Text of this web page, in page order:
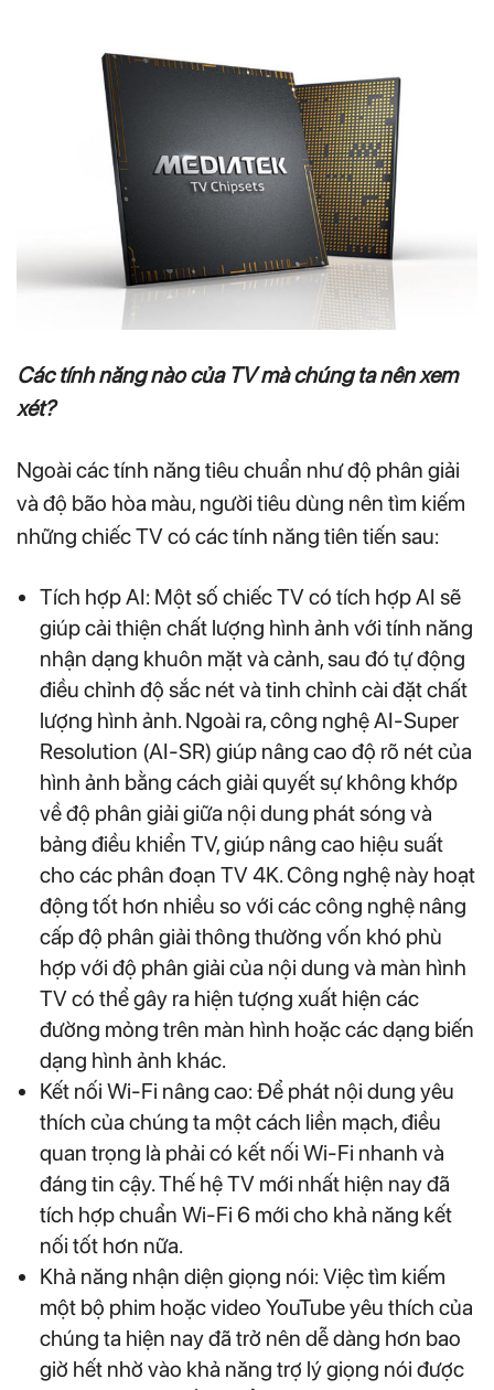
Các tính năng nào của TV mà chúng ta nên xem
xét?
Ngoài các tính năng tiêu chuẩn như độ phân giải
và độ bão hòa màu, người tiêu dùng nên tìm kiếm
những chiếc TV có các tính năng tiên tiến sau:
Tích hợp AI: Một số chiếc TV có tích hợp AI sẽ
giúp cải thiện chất lượng hình ảnh với tính năng
nhận dạng khuôn mặt và cảnh, sau đó tự động
điều chỉnh độ sắc nét và tinh chỉnh cài đặt chất
lượng hình ảnh. Ngoài ra, công nghệ AI-Super
Resolution (AI-SR) giúp nâng cao độ rõ nét của
hình ảnh bằng cách giải quyết sự không khớp
về độ phân giải giữa nội dung phát sóng và
bảng điều khiển TV, giúp nâng cao hiệu suất
cho các phân đoạn TV 4K. Công nghệ này hoạt
động tốt hơn nhiều so với các công nghệ nâng
cấp độ phân giải thông thường vốn khó phù
hợp với độ phân giải của nội dung và màn hình
TV có thể gây ra hiện tượng xuất hiện các
đường mỏng trên màn hình hoặc các dạng biến
dạng hình ảnh khác.
Kết nối Wi-Fi nâng cao: Để phát nội dung yêu
thích của chúng ta một cách liền mạch, điều
quan trọng là phải có kết nối Wi-Fi nhanh và
đáng tin cậy. Thế hệ TV mới nhất hiện nay đã
tích hợp chuẩn Wi-Fi 6 mới cho khả năng kết
nối tốt hơn nữa.
Khả năng nhận diện giọng nói: Việc tìm kiếm
một bộ phim hoặc video YouTube yêu thích của
chúng ta hiện nay đã trở nên dễ dàng hơn bao
giờ hết nhờ vào khả năng trợ lý giọng nói được